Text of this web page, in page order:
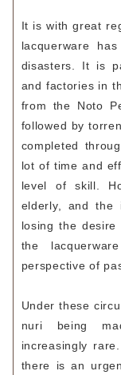
It is with great
lacquerware
disasters. It is
and factories in
from the Noto
followed by
completed
lot of time and
level of skill.
elderly, and the
losing the
the
perspective of
Under these
nuri being
increasingly
there is an